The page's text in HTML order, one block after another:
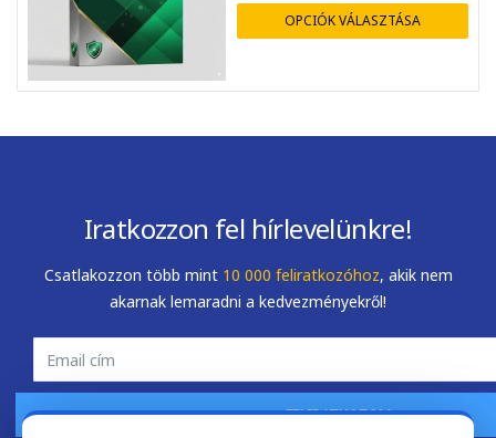
OPCIÓK VÁLASZTÁSA
Mihály Zombory
2026-05-22
Zsolt Szálkai
Iratkozzon fel hírlevelünkre!
Csatlakozzon több mint 10 000 feliratkozóhoz, akik nem
akarnak lemaradni a kedvezményekről!
FELIRATKOZOM